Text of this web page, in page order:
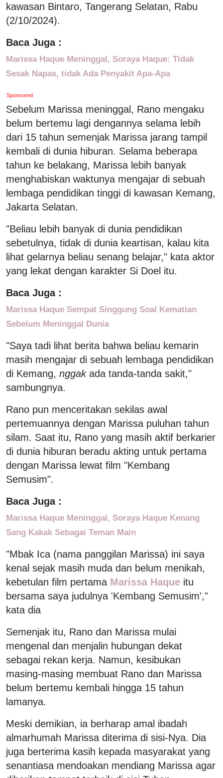
kawasan Bintaro, Tangerang Selatan, Rabu
(2/10/2024).
Baca Juga :
Marissa Haque Meninggal, Soraya Haque: Tidak
Sesak Napas, tidak Ada Penyakit Apa-Apa
Sponsored
Sebelum Marissa meninggal, Rano mengaku
belum bertemu lagi dengannya selama lebih
dari 15 tahun semenjak Marissa jarang tampil
kembali di dunia hiburan. Selama beberapa
tahun ke belakang, Marissa lebih banyak
menghabiskan waktunya mengajar di sebuah
lembaga pendidikan tinggi di kawasan Kemang,
Jakarta Selatan.
"Beliau lebih banyak di dunia pendidikan
sebetulnya, tidak di dunia keartisan, kalau kita
lihat gelarnya beliau senang belajar," kata aktor
yang lekat dengan karakter Si Doel itu.
Baca Juga :
Marissa Haque Sempat Singgung Soal Kematian
Sebelum Meninggal Dunia
"Saya tadi lihat berita bahwa beliau kemarin
masih mengajar di sebuah lembaga pendidikan
di Kemang, nggakada tanda-tanda sakit,"
sambungnya.
Rano pun menceritakan sekilas awal
pertemuannya dengan Marissa puluhan tahun
silam. Saat itu, Rano yang masih aktif berkarier
di dunia hiburan beradu akting untuk pertama
dengan Marissa lewat film "Kembang
Semusim".
Baca Juga :
Marissa Haque Meninggal, Soraya Haque Kenang
Sang Kakak Sebagai Teman Main
"Mbak Ica (nama panggilan Marissa) ini saya
kenal sejak masih muda dan belum menikah,
kebetulan film pertama Marissa Haque itu
bersama saya judulnya 'Kembang Semusim',"
kata dia
Semenjak itu, Rano dan Marissa mulai
mengenal dan menjalin hubungan dekat
sebagai rekan kerja. Namun, kesibukan
masing-masing membuat Rano dan Marissa
belum bertemu kembali hingga 15 tahun
lamanya.
Meski demikian, ia berharap amal ibadah
almarhumah Marissa diterima di sisi-Nya. Dia
juga berterima kasih kepada masyarakat yang
senantiasa mendoakan mendiang Marissa agar